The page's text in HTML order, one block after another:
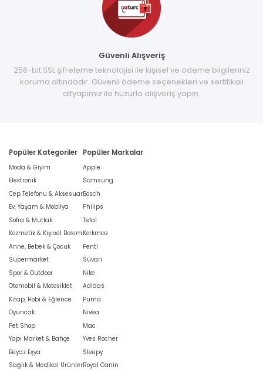
Güvenli Alışveriş
256-bit SSL şifreleme teknolojisi ile kişisel ve ödeme bilgileriniz
koruma altındadır. Güvenli ödeme seçenekleri ve sertifikalı
altyapımız ile huzurla alışveriş yapın.
Popüler Kategoriler
Moda & Giyim
Elektronik
Cep Telefonu & Aksesuar
Ev, Yaşam & Mobilya
Sofra & Mutfak
Kozmetik & Kişisel Bakım
Anne, Bebek & Çocuk
Süpermarket
Spor & Outdoor
Otomobil & Motosiklet
Kitap, Hobi & Eğlence
Oyuncak
Pet Shop
Yapı Market & Bahçe
Beyaz Eşya
Sağlık & Medikal Ürünler
Popüler Markalar
Apple
Samsung
Bosch
Philips
Tefal
Korkmaz
Penti
Süvari
Nike
Adidas
Puma
Nivea
Mac
Yves Rocher
Sleepy
Royal Canin